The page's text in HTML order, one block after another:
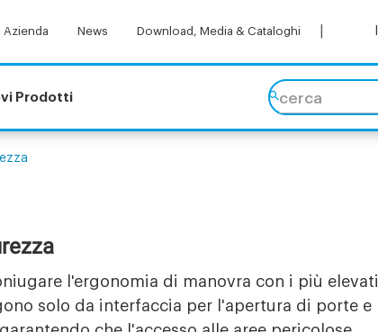
Azienda News Download, Media & Cataloghi
Prodotti cerca
l'ergonomia di manovra con i più elevati
solo da interfaccia per l'apertura di porte e